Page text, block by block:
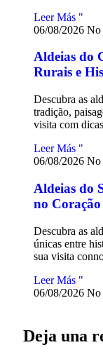
Leer Más "
06/08/2026 No
Aldeias do
Rurais e
Descubra as
tradição,
visita com
Leer Más "
06/08/2026 No
Aldeias do
no
Descubra as
únicas entre
sua visita
Leer Más "
06/08/2026 No
Deja una